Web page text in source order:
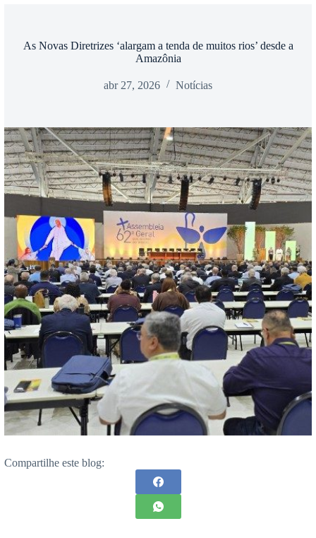
As Novas Diretrizes ‘alargam a tenda de muitos rios’ desde a
Amazônia
abr 27, 2026 Notícias
Compartilhe este blog: